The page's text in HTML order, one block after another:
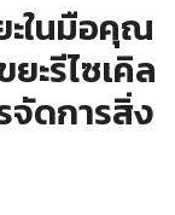
ะในมือคุณ
ะรีไซเคิล
จัดการสิ่ง